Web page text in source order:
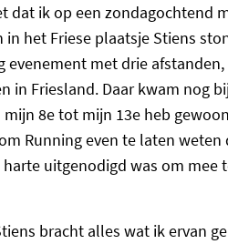
dat ik op een zondagochtend
het Friese plaatsje Stiens
evenement met drie
in Friesland. Daar kwam nog
8e tot mijn 13e heb
Running even te laten
uitgenodigd was om mee
bracht alles wat ik ervan